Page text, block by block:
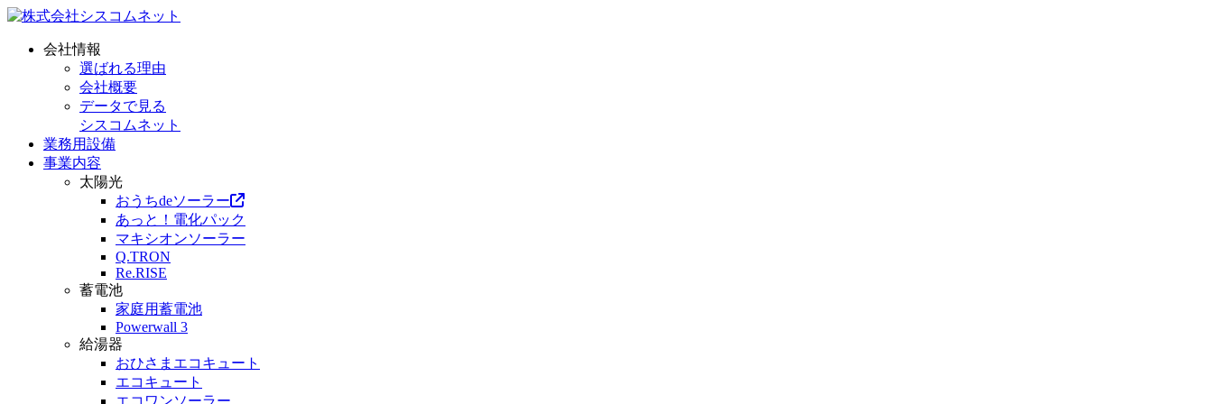
会社情報
選ばれる理由
会社概要
データで見る
シスコムネット
業務用設備
事業内容
太陽光
おうちdeソーラー
あっと！電化パック
マキシオンソーラー
Q.TRON
Re.RISE
蓄電池
家庭用蓄電池
Powerwall 3
給湯器
おひさまエコキュート
エコキュート
エコワンソーラー